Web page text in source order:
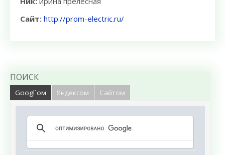
Сайт: http://prom-electric.ru/
ПОИСК
Googl`ом Яндексом Сайтом